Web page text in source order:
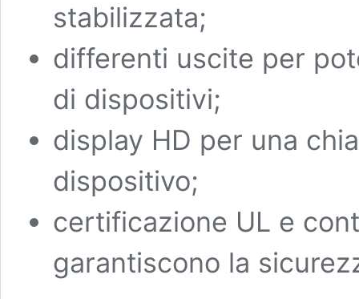
stabilizzata;
differenti uscite per
di dispositivi;
display HD per una
dispositivo;
certificazione UL e
garantiscono la